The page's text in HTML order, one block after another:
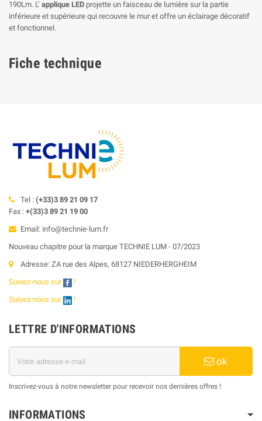
190Lm. L’ applique LED projette un faisceau de lumière sur la partie
inférieure et supérieure qui recouvre le mur et offre un éclairage décoratif
et fonctionnel.
Fiche technique
Tel : (+33)3 89 21 09 17
Fax : +(33)3 89 21 19 00
Email: info@technie-lum.fr
Nouveau chapitre pour la marque TECHNIE LUM - 07/2023
Adresse: ZA rue des Alpes, 68127 NIEDERHERGHEIM
Suivez-nous sur
!
Suivez-nous sur
!
LETTRE D'INFORMATIONS
ok
Inscrivez-vous à notre newsletter pour recevoir nos dernières offres !
INFORMATIONS